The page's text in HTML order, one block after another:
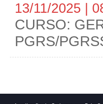
13/11/2025 |
CURSO:
PGRS/